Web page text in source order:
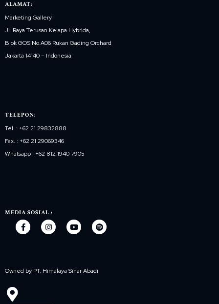
ALAMAT:
Marketing Gallery
Jl. Raya Terusan Kelapa Hybrida,
Blok GOS No.A06 Rukan Gading Orchard
Jakarta 14140 – Indonesia
TELEPON:
Tel. : +62 21 29832888
Fax. : +62 21 29069346
Whatsapp : +62 812 1940 7905
MEDIA SOSIAL :
Owned by PT. Himalaya Sinar Abadi